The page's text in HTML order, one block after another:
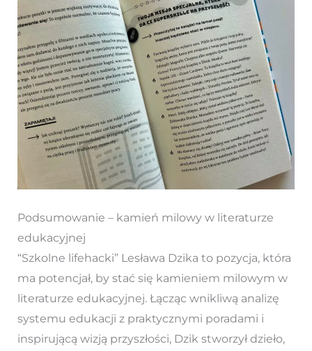
Podsumowanie – kamień milowy w literaturze
edukacyjnej
“Szkolne lifehacki” Lesława Dzika to pozycja, która
ma potencjał, by stać się kamieniem milowym w
literaturze edukacyjnej. Łącząc wnikliwą analizę
systemu edukacji z praktycznymi poradami i
inspirującą wizją przyszłości, Dzik stworzył dzieło,